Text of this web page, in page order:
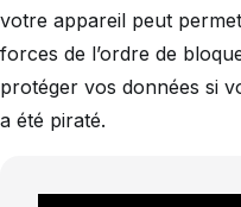
votre appareil peut
forces de l’ordre de
protéger vos données si
a été piraté.